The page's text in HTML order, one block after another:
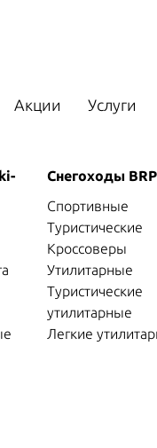
Акции Услуги
Снегоходы
Спортивные
Туристические
Кроссоверы
Утилитарные
Туристические
утилитарные
Легкие